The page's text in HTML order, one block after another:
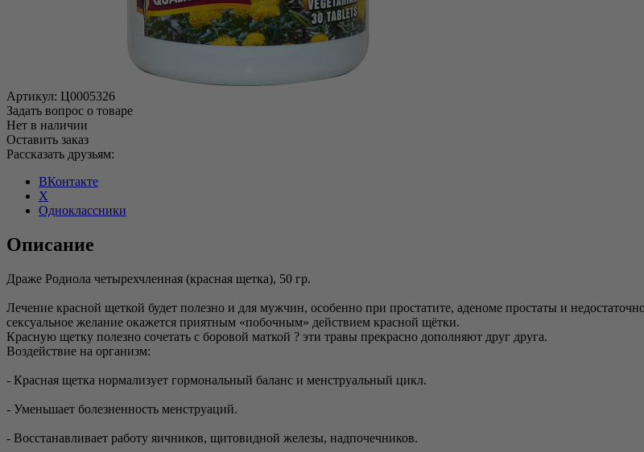
Артикул: Ц0005326
Задать вопрос о товаре
Нет в наличии
Оставить заказ
Рассказать друзьям:
ВКонтакте
X
Одноклассники
Описание
Драже Родиола четырехчленная (красная щетка), 50 гр.
Лечение красной щеткой будет полезно и для мужчин, особенно при простатите, аденоме простаты и
сексуальное желание окажется приятным «побочным» действием красной щётки.
Красную щетку полезно сочетать с боровой маткой ? эти травы прекрасно дополняют друг друга.
Воздействие на организм:
- Красная щетка нормализует гормональный баланс и менструальный цикл.
- Уменьшает болезненность менструаций.
- Восстанавливает работу яичников, щитовидной железы, надпочечников.